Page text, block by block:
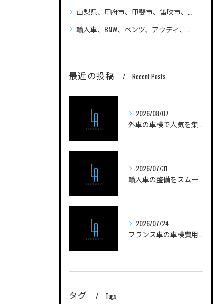
山梨県、甲府市、甲斐市、笛吹市、昭和町、輸入車の車検、整備、修理なら笛吹市のLandAuto（ランドオート）へご相談ください
輸入車、BMW、ベンツ、アウディ、ジープ、プジョー、フォルクスワーゲン、ポルシェ、自動車の車検、整備、修理ならLandAutoへご相談ください
最近の投稿 Recent Posts
2026/08/07
2026/07/31
2026/07/24
タグ Tags